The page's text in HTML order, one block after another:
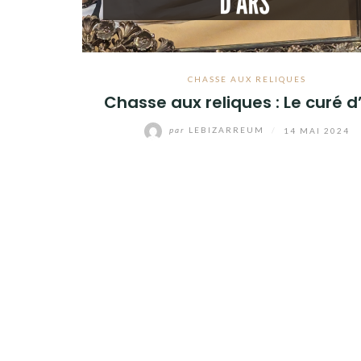
CHASSE AUX RELIQUES
Chasse aux reliques : Le curé
par LEBIZARREUM 14 MAI 2024